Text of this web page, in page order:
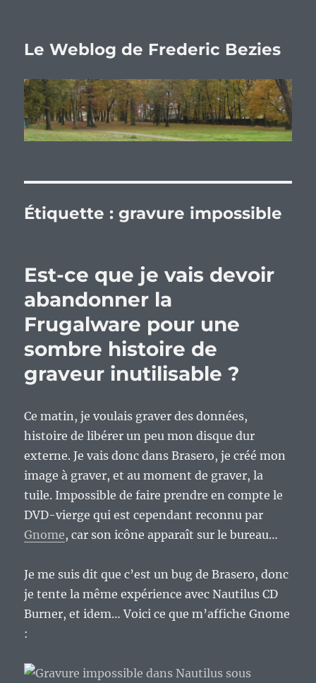
Le Weblog de Frederic Bezies
Étiquette :gravure impossible
Est-ce que je vais devoir
abandonner la
Frugalware pour une
sombre histoire de
graveur inutilisable ?
Ce matin, je voulais graver des données,
histoire de libérer un peu mon disque dur
externe. Je vais donc dans Brasero, je créé mon
image à graver, et au moment de graver, la
tuile. Impossible de faire prendre en compte le
DVD-vierge qui est cependant reconnu par
Gnome, car son icône apparaît sur le bureau…
Je me suis dit que c’est un bug de Brasero, donc
je tente la même expérience avec Nautilus CD
Burner, et idem… Voici ce que m’affiche Gnome
: